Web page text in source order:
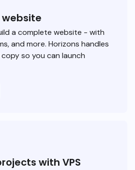
a complete website - with
and more. Horizons handles
so you can launch
with VPS